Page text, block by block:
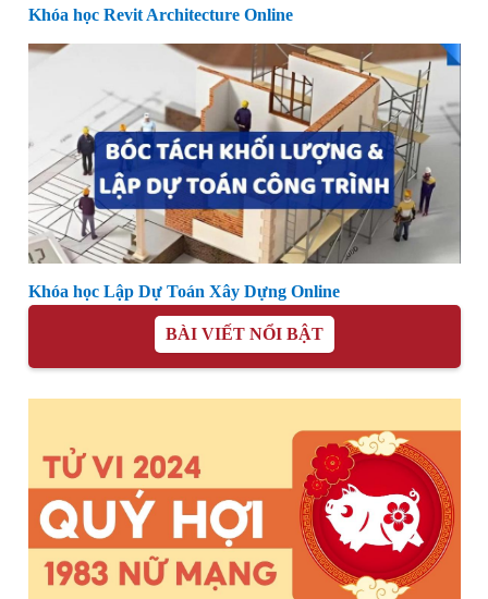
Khóa học Revit Architecture Online
Khóa học Lập Dự Toán Xây Dựng Online
BÀI VIẾT NỔI BẬT